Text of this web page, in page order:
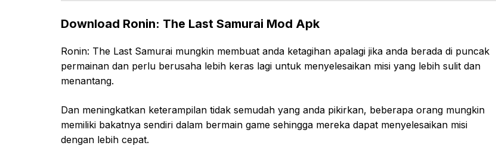
Download Ronin: The Last Samurai Mod Apk
Ronin: The Last Samurai mungkin membuat anda ketagihan apalagi jika anda berada di puncak
permainan dan perlu berusaha lebih keras lagi untuk menyelesaikan misi yang lebih sulit dan
menantang.
Dan meningkatkan keterampilan tidak semudah yang anda pikirkan, beberapa orang mungkin
memiliki bakatnya sendiri dalam bermain game sehingga mereka dapat menyelesaikan misi
dengan lebih cepat.